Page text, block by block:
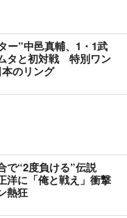
ー”中邑真輔、1・1武
タと初対戦 特別ワン
のリング
で“2度負ける”伝説
洋に「俺と戦え」衝撃
熱狂